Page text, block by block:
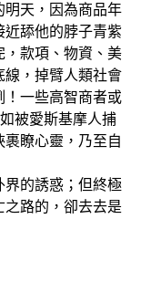
明天，因為商品年
近舔他的脖子青紫
款項、物資、美
線，掉臂人類社會
！一些高智商者或
被愛斯基摩人捕
瞭心靈，乃至自
的誘惑；但終極
路的，卻去去是